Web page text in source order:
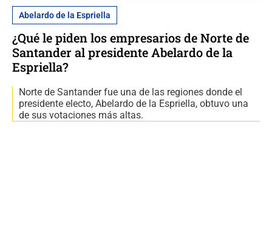
Abelardo de la Espriella
¿Qué le piden los empresarios de Norte de
Santander al presidente Abelardo de la
Espriella?
Norte de Santander fue una de las regiones donde el
presidente electo, Abelardo de la Espriella, obtuvo una
de sus votaciones más altas.